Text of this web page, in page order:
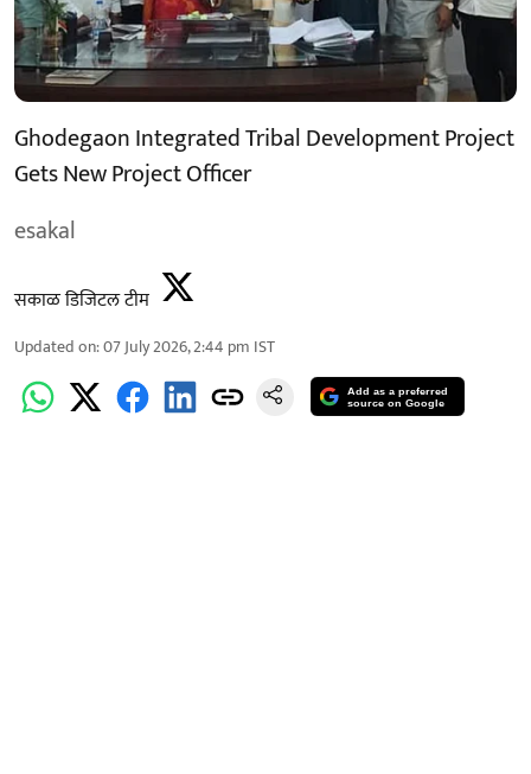
Ghodegaon Integrated Tribal Development Project
Gets New Project Officer
esakal
सकाळ डिजिटल टीम
Updated on:07 July 2026, 2:44 pm IST
Add as a preferred
source on Google